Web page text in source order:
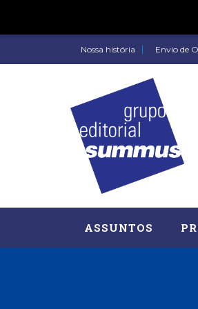
Nossa história Envio de
ASSUNTOS